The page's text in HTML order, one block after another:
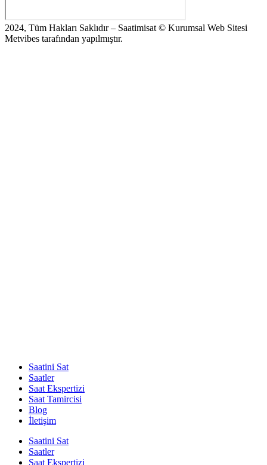
2024, Tüm Hakları Saklıdır – Saatimisat © Kurumsal Web Sitesi
Metvibes tarafından yapılmıştır.
Saatini Sat
Saatler
Saat Ekspertizi
Saat Tamircisi
Blog
İletişim
Saatini Sat
Saatler
Saat Ekspertizi